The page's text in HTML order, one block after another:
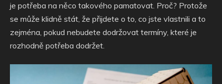
je potřeba na něco takového pamatovat. Proč? Protože
se může klidně stát, že přijdete o to, co jste vlastnili a to
zejména, pokud nebudete dodržovat termíny, které je
rozhodně potřeba dodržet.